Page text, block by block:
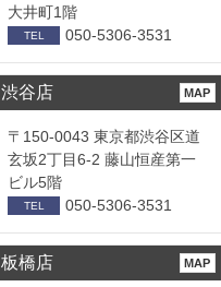
大井町1階
TEL 050-5306-3531
渋谷店 MAP
〒150-0043 東京都渋谷区道
玄坂2丁目6-2 藤山恒産第一
ビル5階
TEL 050-5306-3531
板橋店 MAP